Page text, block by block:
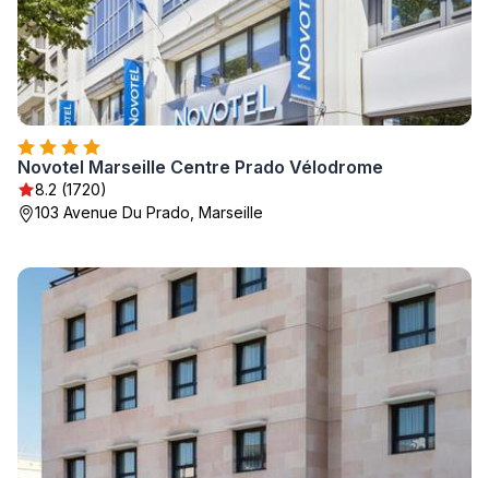
Novotel Marseille Centre Prado Vélodrome
8.2 (1720)
103 Avenue Du Prado, Marseille